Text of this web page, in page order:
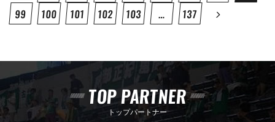
99
100 101 102 103 … 137
TOP PARTNER
トップパートナー